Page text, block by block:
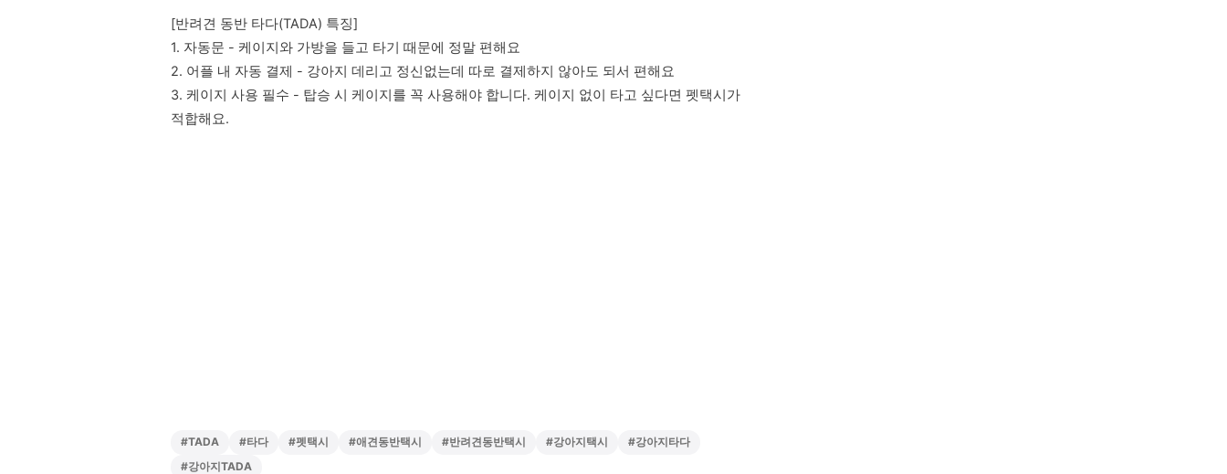
[반려견 동반 타다(TADA) 특징]
1. 자동문 - 케이지와 가방을 들고 타기 때문에 정말 편해요
2. 어플 내 자동 결제 - 강아지 데리고 정신없는데 따로 결제하지 않아도 되서 편해요
3. 케이지 사용 필수 - 탑승 시 케이지를 꼭 사용해야 합니다. 케이지 없이 타고 싶다면 펫택시가
적합해요.
#TADA #타다 #펫택시 #애견동반택시 #반려견동반택시 #강아지택시 #강아지타다
#강아지TADA